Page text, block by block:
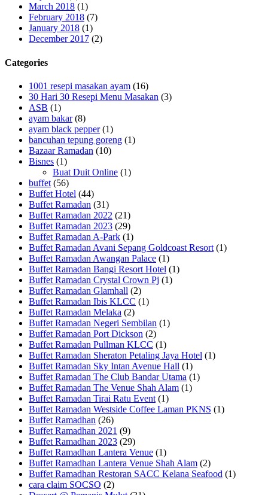
March 2018 (1)
February 2018 (7)
January 2018 (1)
December 2017 (2)
Categories
1001 resepi masakan ayam (16)
30 Hari 30 Resepi Menu Masakan (3)
ASB (1)
ayam bakar(8)
ayam black pepper(1)
bancuhan tepung goreng (1)
Bazaar Ramadan (10)
Bisnes (1)
Buat Duit Online (1)
buffet (56)
Buffet Hotel (44)
Buffet Ramadan (31)
Buffet Ramadan 2022 (21)
Buffet Ramadan 2023 (29)
Buffet Ramadan A-Park (1)
Buffet Ramadan Avani Sepang Goldcoast Resort (1)
Buffet Ramadan Awangan Palace (1)
Buffet Ramadan Bangi Resort Hotel (1)
Buffet Ramadan Crystal Crown Pj (1)
Buffet Ramadan Glamhall (2)
Buffet Ramadan Ibis KLCC (1)
Buffet Ramadan Melaka (2)
Buffet Ramadan Negeri Sembilan (1)
Buffet Ramadan Port Dickson (2)
Buffet Ramadan Pullman KLCC (1)
Buffet Ramadan Sheraton Petaling Jaya Hotel (1)
Buffet Ramadan Sky Intan Avenue Hall (1)
Buffet Ramadan The Club Bandar Utama (1)
Buffet Ramadan The Venue Shah Alam (1)
Buffet Ramadan Tirai Ratu Event (1)
Buffet Ramadan Westside Coffee Laman PKNS (1)
Buffet Ramadhan (26)
Buffet Ramadhan 2021 (9)
Buffet Ramadhan 2023 (29)
Buffet Ramadhan Lantera Venue (1)
Buffet Ramadhan Lantera Venue Shah Alam (2)
Buffet Ramadhan Restoran SACC Kelana Seafood (1)
cara claim SOCSO (2)